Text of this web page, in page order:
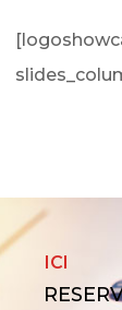
ICI